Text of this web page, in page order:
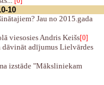
10
Jau no 2015.gada
viesosies Andris Keišs[0]
adījumus Lielvārdes
izstāde "Māksliniekam